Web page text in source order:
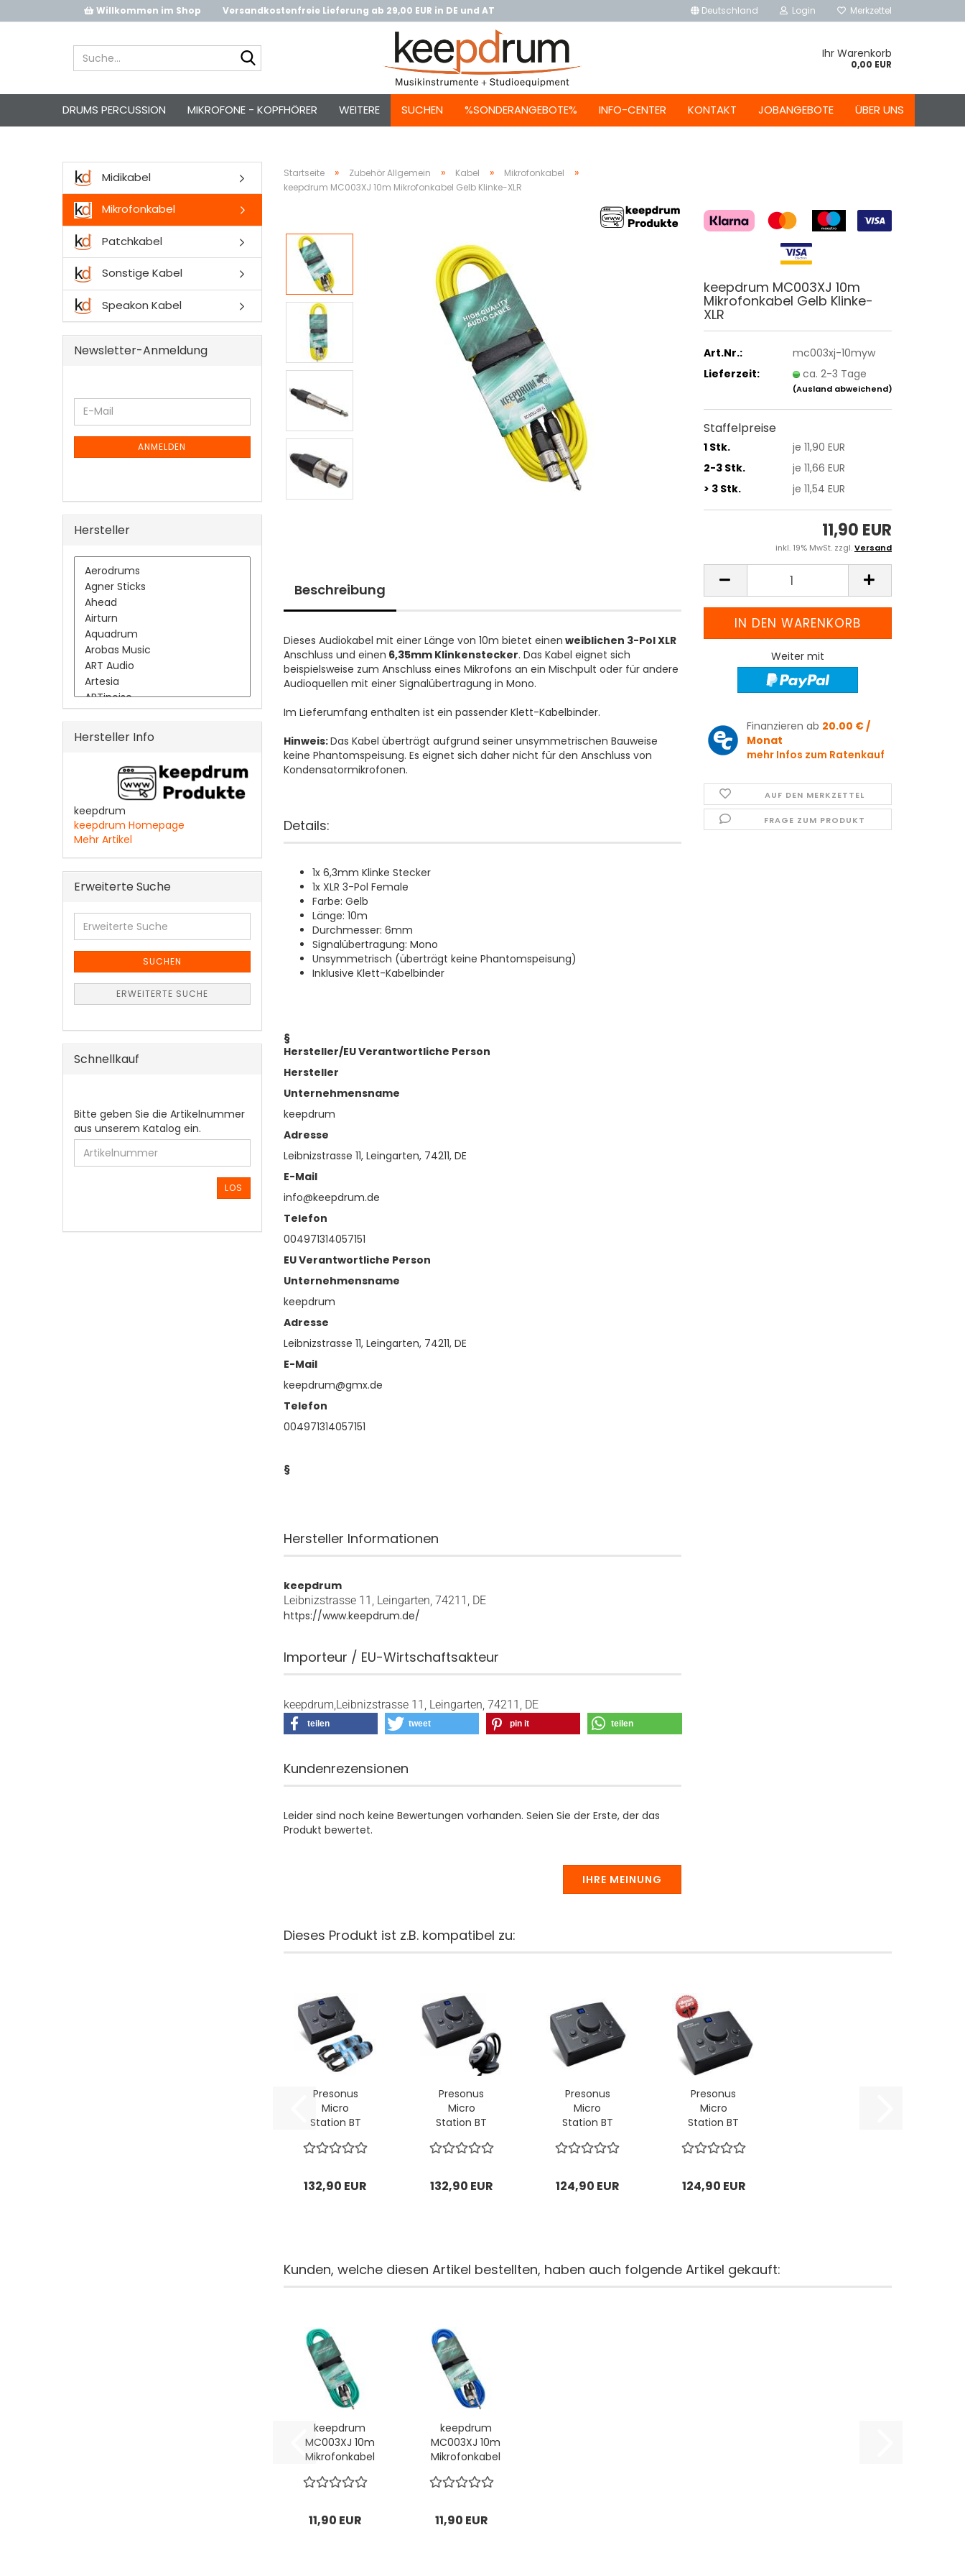
Willkommen im Shop Versandkostenfreie Lieferung ab 29,00 EUR in DE und AT Deutschland Login Merkzettel
Ihr Warenkorb
0,00 EUR
DRUMS PERCUSSION MIKROFONE - KOPFHÖRER SUCHEN %SONDERANGEBOTE% INFO-CENTER KONTAKT JOBANGEBOTE ÜBER UNS
WEITERE
Startseite » Zubehör Allgemein » Kabel » Mikrofonkabel »
keepdrum MC003XJ 10m Mikrofonkabel Gelb Klinke-XLR
keepdrum MC003XJ 10m
Mikrofonkabel Gelb Klinke-
XLR
Art.Nr.:
mc003xj-10myw
Lieferzeit:
ca. 2-3 Tage
(Ausland abweichend)
Staffelpreise
1 Stk.
je 11,90 EUR
2-3 Stk.
je 11,66 EUR
> 3 Stk.
je 11,54 EUR
11,90 EUR
inkl. 19% MwSt. zzgl.Versand
Weiter mit
Finanzieren ab 20.00 € /
Monat
mehr Infos zum Ratenkauf
AUF DEN MERKZETTEL
FRAGE ZUM PRODUKT
Beschreibung
Dieses Audiokabel mit einer Länge von 10m bietet einen weiblichen 3-Pol XLR
Anschluss und einen 6,35mm Klinkenstecker. Das Kabel eignet sich
beispielsweise zum Anschluss eines Mikrofons an ein Mischpult oder für andere
Audioquellen mit einer Signalübertragung in Mono.
Im Lieferumfang enthalten ist ein passender Klett-Kabelbinder.
Hinweis:Das Kabel überträgt aufgrund seiner unsymmetrischen Bauweise
keine Phantomspeisung. Es eignet sich daher nicht für den Anschluss von
Kondensatormikrofonen.
Details:
1x 6,3mm Klinke Stecker
1x XLR 3-Pol Female
Farbe: Gelb
Länge: 10m
Durchmesser: 6mm
Signalübertragung: Mono
Unsymmetrisch (überträgt keine Phantomspeisung)
Inklusive Klett-Kabelbinder
§
Hersteller/EU Verantwortliche Person
Hersteller
Unternehmensname
keepdrum
Adresse
Leibnizstrasse 11, Leingarten, 74211, DE
E-Mail
info@keepdrum.de
Telefon
004971314057151
EU Verantwortliche Person
Unternehmensname
keepdrum
Adresse
Leibnizstrasse 11, Leingarten, 74211, DE
E-Mail
keepdrum@gmx.de
Telefon
004971314057151
§
Hersteller Informationen
keepdrum
Leibnizstrasse 11, Leingarten, 74211, DE
https://www.keepdrum.de/
Importeur / EU-Wirtschaftsakteur
keepdrum,Leibnizstrasse 11, Leingarten, 74211, DE
teilen tweet pin it teilen
Kundenrezensionen
Leider sind noch keine Bewertungen vorhanden. Seien Sie der Erste, der das
Produkt bewertet.
IHRE MEINUNG
Dieses Produkt ist z.B. kompatibel zu:
Presonus
Micro
Station BT
Controller...
132,90 EUR
Presonus
Micro
Station BT
Controller...
132,90 EUR
Presonus
Micro
Station BT
Controller...
124,90 EUR
Presonus
Micro
Station BT
Controller...
124,90 EUR
Kunden, welche diesen Artikel bestellten, haben auch folgende Artikel gekauft:
keepdrum
MC003XJ 10m
Mikrofonkabel
XLR...
11,90 EUR
keepdrum
MC003XJ 10m
Mikrofonkabel
XLR...
11,90 EUR
Midikabel
Mikrofonkabel
Patchkabel
Sonstige Kabel
Speakon Kabel
Newsletter-Anmeldung
WEITER
ZUR
NEWSLETTER-
ANMELDUNG
E-
Mail
ANMELDEN
Hersteller
Hersteller Info
keepdrum
keepdrum Homepage
Mehr Artikel
Erweiterte Suche
Erweiterte
Suche
SUCHEN
ERWEITERTE SUCHE
Schnellkauf
BITTE
GEBEN
SIE
DIE
ARTIKELNUMMER
EIN.
Bitte geben Sie die Artikelnummer
aus unserem Katalog ein.
LOS